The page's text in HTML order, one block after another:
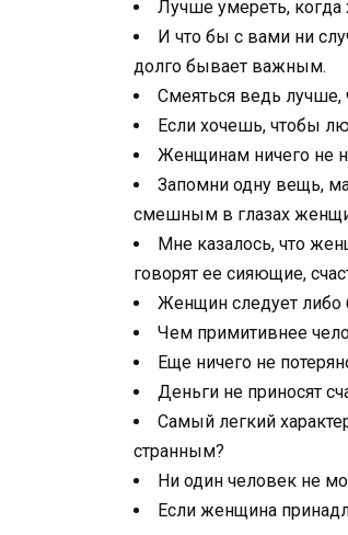
Лучше умереть, когда
И что бы с вами ни
долго бывает важным.
Смеяться ведь лучше,
Если хочешь, чтобы
Женщинам ничего не
Запомни одну вещь,
смешным в глазах
Мне казалось, что
говорят ее сияющие,
Женщин следует либо
Чем примитивнее
Еще ничего не
Деньги не приносят
Самый легкий
странным?
Ни один человек не
Если женщина